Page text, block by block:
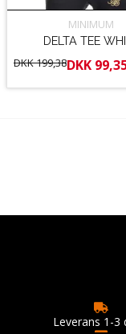
MINIMUM
DELTA TEE
DKK 199,38DKK
Leverans 1-3